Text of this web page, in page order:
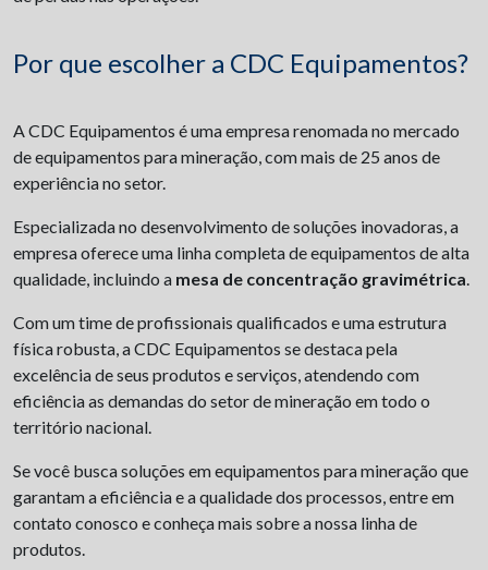
Por que escolher a CDC Equipamentos?
A CDC Equipamentos é uma empresa renomada no mercado
de equipamentos para mineração, com mais de 25 anos de
experiência no setor.
Especializada no desenvolvimento de soluções inovadoras, a
empresa oferece uma linha completa de equipamentos de alta
qualidade, incluindo a mesa de concentração gravimétrica.
Com um time de profissionais qualificados e uma estrutura
física robusta, a CDC Equipamentos se destaca pela
excelência de seus produtos e serviços, atendendo com
eficiência as demandas do setor de mineração em todo o
território nacional.
Se você busca soluções em equipamentos para mineração que
garantam a eficiência e a qualidade dos processos, entre em
contato conosco e conheça mais sobre a nossa linha de
produtos.